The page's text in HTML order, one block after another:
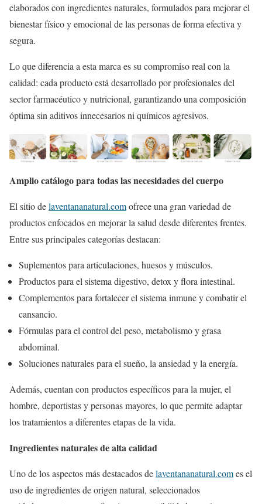
elaborados con ingredientes naturales, formulados para mejorar el
bienestar físico y emocional de las personas de forma efectiva y
segura.
Lo que diferencia a esta marca es su compromiso real con la
calidad: cada producto está desarrollado por profesionales del
sector farmacéutico y nutricional, garantizando una composición
óptima sin aditivos innecesarios ni químicos agresivos.
Amplio catálogo para todas las necesidades del cuerpo
El sitio delaventananatural.comofrece una gran variedad de
productos enfocados en mejorar la salud desde diferentes frentes.
Entre sus principales categorías destacan:
Suplementos para articulaciones, huesos y músculos.
Productos para el sistema digestivo, detox y flora intestinal.
Complementos para fortalecer el sistema inmune y combatir el
cansancio.
Fórmulas para el control del peso, metabolismo y grasa
abdominal.
Soluciones naturales para el sueño, la ansiedad y la energía.
Además, cuentan con productos específicos para la mujer, el
hombre, deportistas y personas mayores, lo que permite adaptar
los tratamientos a diferentes etapas de la vida.
Ingredientes naturales de alta calidad
Uno de los aspectos más destacados delaventananatural.comes el
uso de ingredientes de origen natural, seleccionados